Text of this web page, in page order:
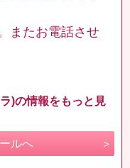
またお電話させ
)の情報をもっと見
ルへ